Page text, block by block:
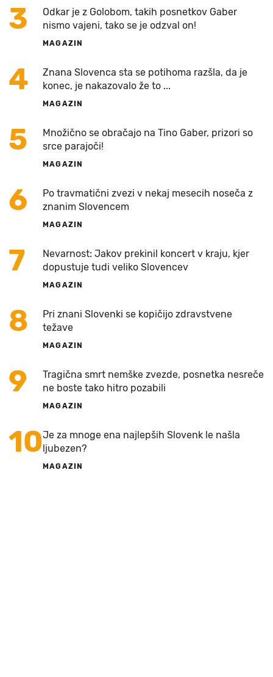
3
Odkar je z Golobom, takih posnetkov Gaber
nismo vajeni, tako se je odzval on!
MAGAZIN
4
Znana Slovenca sta se potihoma razšla, da je
konec, je nakazovalo že to ...
MAGAZIN
5
Množično se obračajo na Tino Gaber, prizori so
srce parajoči!
MAGAZIN
6
Po travmatični zvezi v nekaj mesecih noseča z
znanim Slovencem
MAGAZIN
7
Nevarnost: Jakov prekinil koncert v kraju, kjer
dopustuje tudi veliko Slovencev
MAGAZIN
8
Pri znani Slovenki se kopičijo zdravstvene
težave
MAGAZIN
9
Tragična smrt nemške zvezde, posnetka nesreče
ne boste tako hitro pozabili
MAGAZIN
10Je za mnoge ena najlepših Slovenk le našla
ljubezen?
MAGAZIN